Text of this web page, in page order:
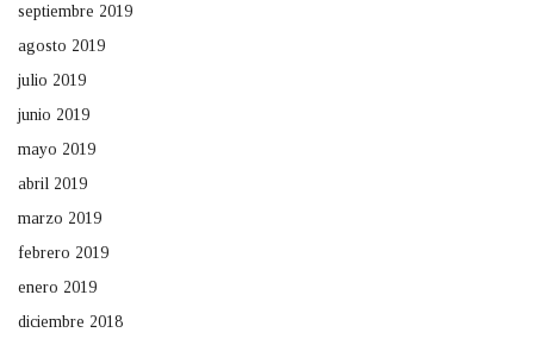
septiembre 2019
agosto 2019
julio 2019
junio 2019
mayo 2019
abril 2019
marzo 2019
febrero 2019
enero 2019
diciembre 2018